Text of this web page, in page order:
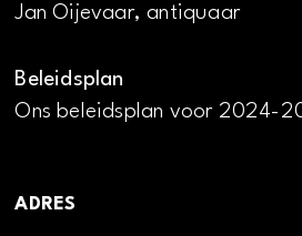
Jan Oijevaar, antiquaar
Beleidsplan
Ons beleidsplan voor 2024-
ADRES